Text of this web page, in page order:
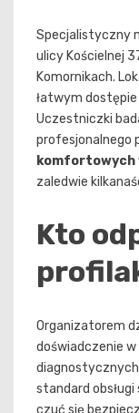
Specjalistyczny
ulicy Kościelnej
Komornikach.
łatwym
Uczestniczki
profesjonalnego
komfortowych
zaledwie
Kto
Organizatorem
doświadczenie
standard
czuć się